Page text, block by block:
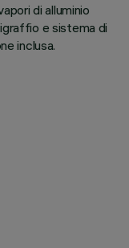
di alluminio
e sistema di
inclusa.